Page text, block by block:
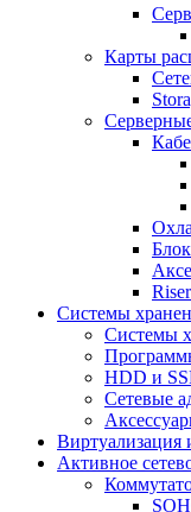
Карты
Системы
Системы
HDD и
Сетевые
Виртуализация
Активное